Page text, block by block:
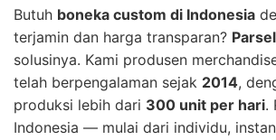
Butuh boneka custom di Indonesia
terjamin dan harga transparan?
solusinya. Kami produsen
telah berpengalaman sejak 2014,
produksi lebih dari 300 unit per hari.
Indonesia — mulai dari individu,